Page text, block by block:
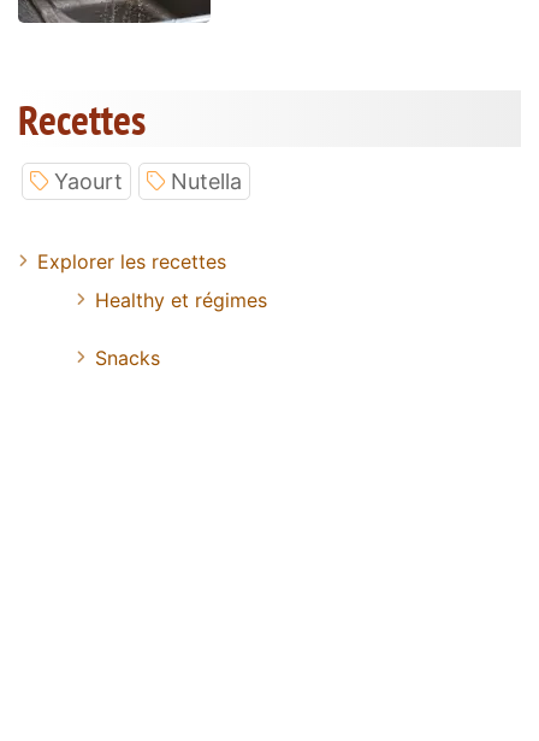
Recettes
Yaourt Nutella
Explorer les recettes
Healthy et régimes
Snacks